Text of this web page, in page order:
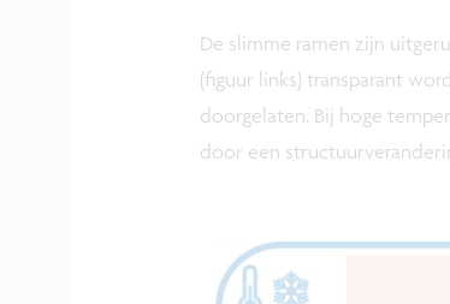
De slimme ramen zijn
(figuur links) transparant
doorgelaten. Bij hoge
door een